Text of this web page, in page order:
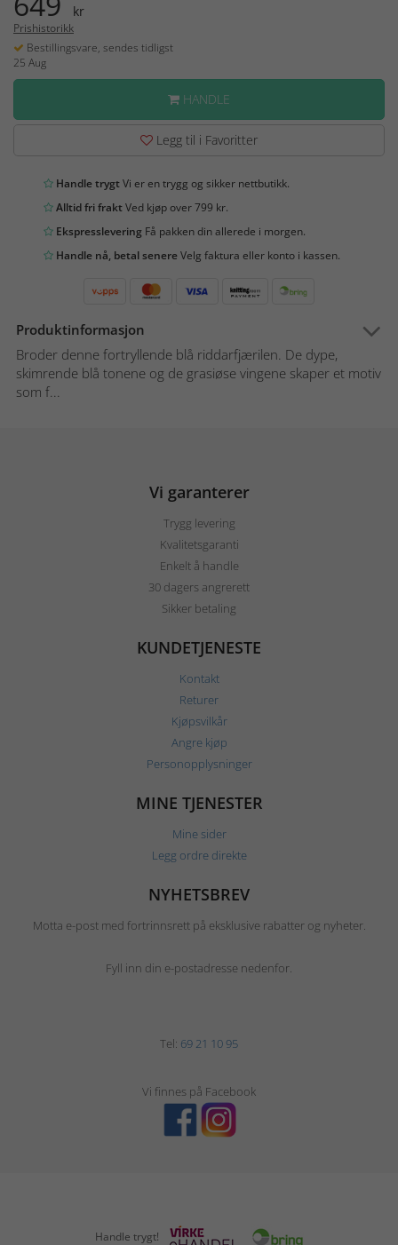
kr
Prishistorikk
Bestillingsvare, sendes tidligst
25 Aug
HANDLE
Legg til i Favoritter
Handle trygtVi er en trygg og sikker nettbutikk.
Alltid fri fraktVed kjøp over 799 kr.
Ekspresslevering Få pakken din allerede i morgen.
Handle nå, betal senereVelg faktura eller konto i kassen.
Produktinformasjon
Broder denne fortryllende blå riddarfjærilen. De dype,
skimrende blå tonene og de grasiøse vingene skaper et motiv
som f...
Vi garanterer
Trygg levering
Kvalitetsgaranti
Enkelt å handle
30 dagers angrerett
Sikker betaling
KUNDETJENESTE
Kontakt
Returer
Kjøpsvilkår
Angre kjøp
Personopplysninger
MINE TJENESTER
Mine sider
Legg ordre direkte
NYHETSBREV
Motta e-post med fortrinnsrett på eksklusive rabatter og nyheter.
Fyll inn din e-postadresse nedenfor.
Tel: 69 21 10 95
Vi finnes på Facebook
Handle trygt!